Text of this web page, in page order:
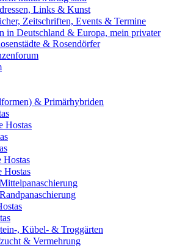
Links & Kunst
Zeitschriften, Events & Termine
in Deutschland & Europa, mein privater
& Rosendörfer
& Primärhybriden
Hostas
, Kübel- & Troggärten
& Vermehrung